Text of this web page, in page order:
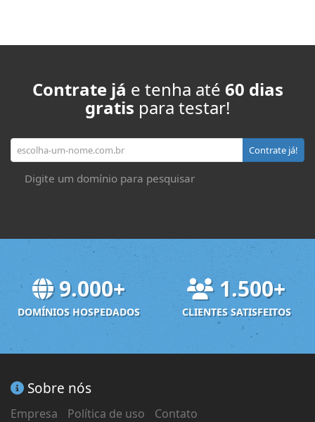
Contrate já e tenha até 60 dias
gratis para testar!
Seu domínio Contrate já!
Digite um domínio para pesquisar
9.000+
DOMÍNIOS HOSPEDADOS
1.500+
CLIENTES SATISFEITOS
Sobre nós
Empresa Política de uso Contato